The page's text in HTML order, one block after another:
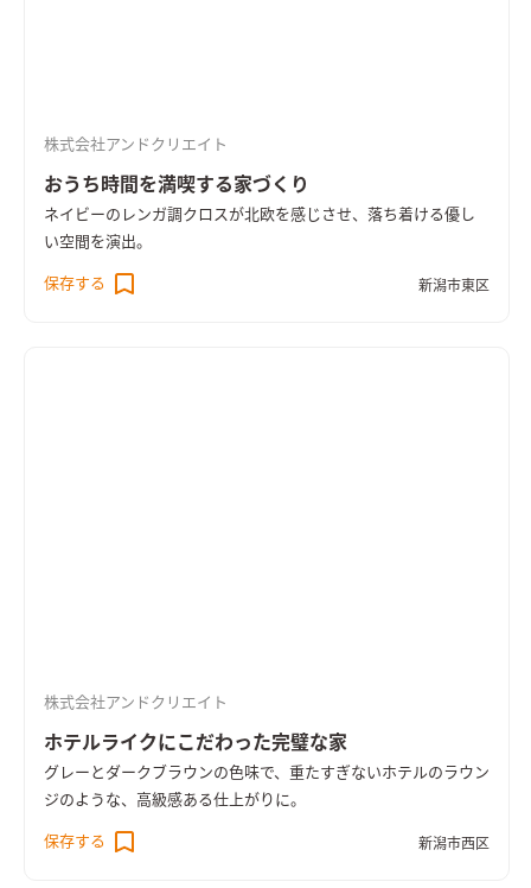
株式会社アンドクリエイト
おうち時間を満喫する家づくり
ネイビーのレンガ調クロスが北欧を感じさせ、落ち着ける優し
い空間を演出。
保存する 新潟市東区
株式会社アンドクリエイト
ホテルライクにこだわった完璧な家
グレーとダークブラウンの色味で、重たすぎないホテルのラウン
ジのような、高級感ある仕上がりに。
保存する 新潟市西区